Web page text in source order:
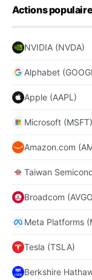
Actions
NVIDIA (NVDA)
Alphabet
Apple (AAPL)
Microsoft (MSFT)
Amazon.com
Taiwan
Broadcom
Meta Platforms
Tesla (TSLA)
Berkshire